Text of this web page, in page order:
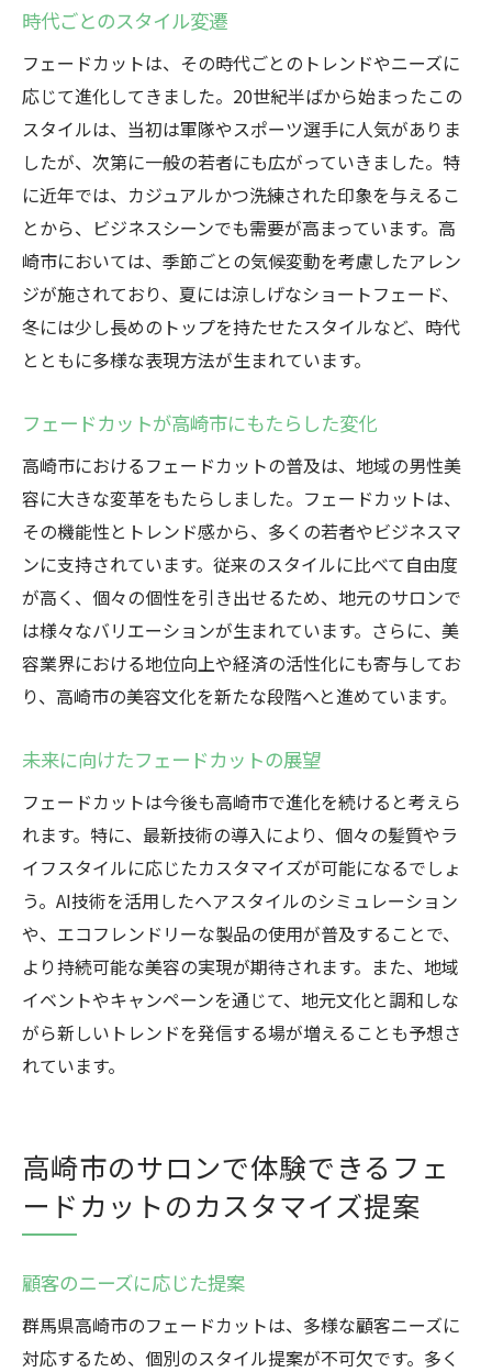
時代ごとのスタイル変遷
フェードカットは、その時代ごとのトレンドやニーズに
応じて進化してきました。20世紀半ばから始まったこの
スタイルは、当初は軍隊やスポーツ選手に人気がありま
したが、次第に一般の若者にも広がっていきました。特
に近年では、カジュアルかつ洗練された印象を与えるこ
とから、ビジネスシーンでも需要が高まっています。高
崎市においては、季節ごとの気候変動を考慮したアレン
ジが施されており、夏には涼しげなショートフェード、
冬には少し長めのトップを持たせたスタイルなど、時代
とともに多様な表現方法が生まれています。
フェードカットが高崎市にもたらした変化
高崎市におけるフェードカットの普及は、地域の男性美
容に大きな変革をもたらしました。フェードカットは、
その機能性とトレンド感から、多くの若者やビジネスマ
ンに支持されています。従来のスタイルに比べて自由度
が高く、個々の個性を引き出せるため、地元のサロンで
は様々なバリエーションが生まれています。さらに、美
容業界における地位向上や経済の活性化にも寄与してお
り、高崎市の美容文化を新たな段階へと進めています。
未来に向けたフェードカットの展望
フェードカットは今後も高崎市で進化を続けると考えら
れます。特に、最新技術の導入により、個々の髪質やラ
イフスタイルに応じたカスタマイズが可能になるでしょ
う。AI技術を活用したヘアスタイルのシミュレーション
や、エコフレンドリーな製品の使用が普及することで、
より持続可能な美容の実現が期待されます。また、地域
イベントやキャンペーンを通じて、地元文化と調和しな
がら新しいトレンドを発信する場が増えることも予想さ
れています。
高崎市のサロンで体験できるフェ
ードカットのカスタマイズ提案
顧客のニーズに応じた提案
群馬県高崎市のフェードカットは、多様な顧客ニーズに
対応するため、個別のスタイル提案が不可欠です。多く